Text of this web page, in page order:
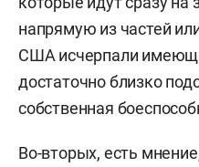
напрямую из частей
США исчерпали
достаточно близко
собственная
Во-вторых, есть